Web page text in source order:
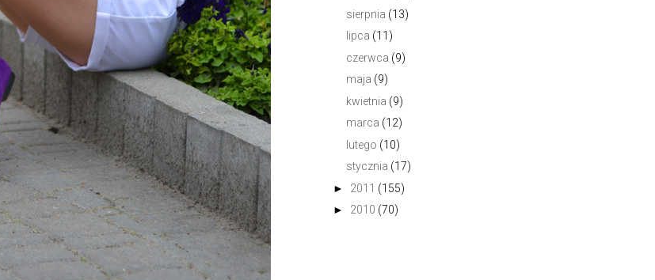
sierpnia (13)
lipca (11)
czerwca (9)
maja (9)
kwietnia (9)
marca (12)
lutego (10)
stycznia (17)
► 2011 (155)
► 2010 (70)